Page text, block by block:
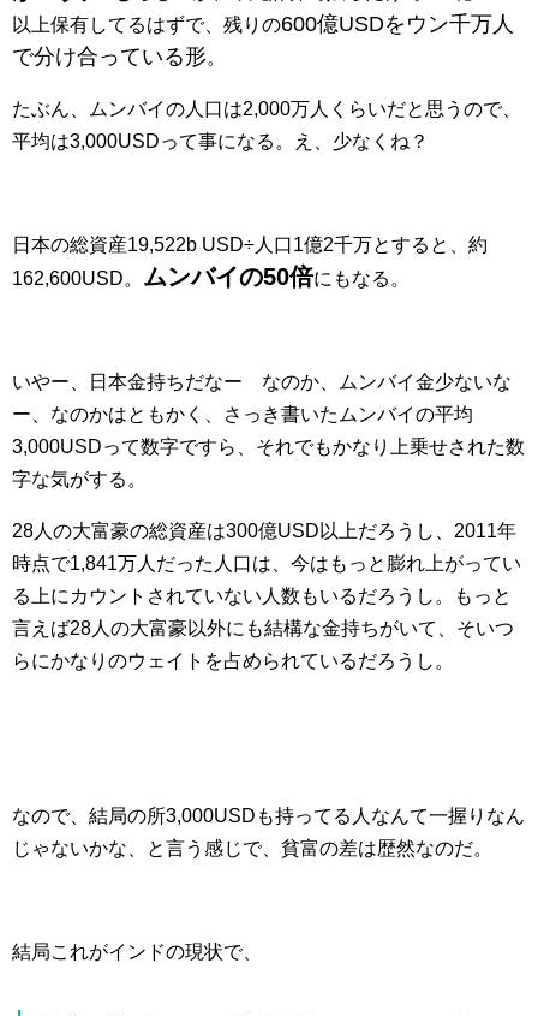
以上保有してるはずで、残りの600億USDをウン千万人
で分け合っている形。
たぶん、ムンバイの人口は2,000万人くらいだと思うので、
平均は3,000USDって事になる。え、少なくね？
日本の総資産19,522b USD÷人口1億2千万とすると、約
162,600USD。 ムンバイの50倍にもなる。
いやー、日本金持ちだなー なのか、ムンバイ金少ないな
ー、なのかはともかく、さっき書いたムンバイの平均
3,000USDって数字ですら、それでもかなり上乗せされた数
字な気がする。
28人の大富豪の総資産は300億USD以上だろうし、2011年
時点で1,841万人だった人口は、今はもっと膨れ上がってい
る上にカウントされていない人数もいるだろうし。もっと
言えば28人の大富豪以外にも結構な金持ちがいて、そいつ
らにかなりのウェイトを占められているだろうし。
なので、結局の所3,000USDも持ってる人なんて一握りなん
じゃないかな、と言う感じで、貧富の差は歴然なのだ。
結局これがインドの現状で、